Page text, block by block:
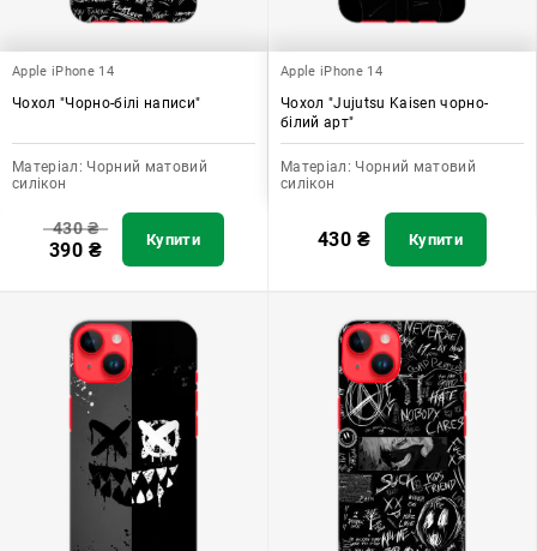
Apple iPhone 14
Чохол "Чорно-білі написи"
Матеріал: Чорний матовий
силікон
430₴
390 ₴ Купити
Apple iPhone 14
Чохол "Jujutsu Kaisen чорно-
білий арт"
Матеріал: Чорний матовий
силікон
430 ₴ Купити